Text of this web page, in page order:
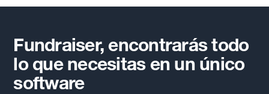
Fundraiser, encontrarás todo
lo que necesitas en un único
software